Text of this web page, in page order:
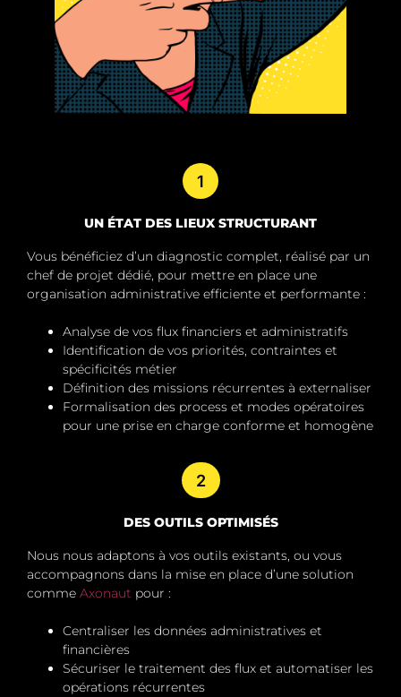
1
UN ÉTAT DES LIEUX STRUCTURANT
Vous bénéficiez d’un diagnostic complet, réalisé par un
chef de projet dédié, pour mettre en place une
organisation administrative efficiente et performante :
Analyse de vos flux financiers et administratifs
Identification de vos priorités, contraintes et
spécificités métier
Définition des missions récurrentes à externaliser
Formalisation des process et modes opératoires
pour une prise en charge conforme et homogène
2
DES OUTILS OPTIMISÉS
Nous nous adaptons à vos outils existants, ou vous
accompagnons dans la mise en place d’une solution
comme Axonaut pour :
Centraliser les données administratives et
financières
Sécuriser le traitement des flux et automatiser les
opérations récurrentes